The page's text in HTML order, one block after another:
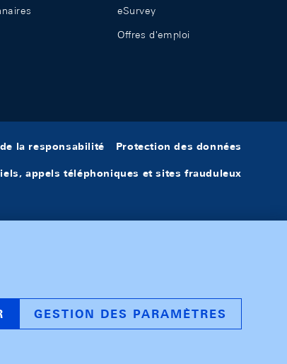
eSurvey
Offres d'emploi
la responsabilité Protection des données
appels téléphoniques et sites frauduleux
GESTION DES PARAMÈTRES